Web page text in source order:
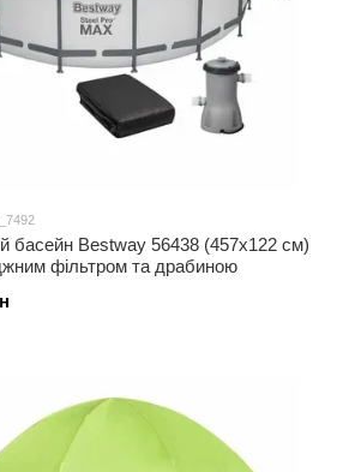
басейн Bestway 56438 (457х122 см)
фільтром та драбиною